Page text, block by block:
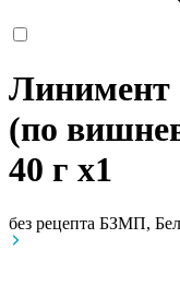
Линимент
(по
40 г x1
без рецепта БЗМП,